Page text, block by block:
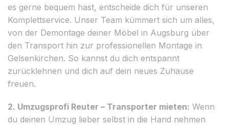
es gerne bequem hast, entscheide dich für unseren
Komplettservice. Unser Team kümmert sich um alles,
von der Demontage deiner Möbel in Augsburg über
den Transport hin zur professionellen Montage in
Gelsenkirchen. So kannst du dich entspannt
zurücklehnen und dich auf dein neues Zuhause
freuen.
2. Umzugsprofi Reuter – Transporter mieten: Wenn
du deinen Umzug lieber selbst in die Hand nehmen